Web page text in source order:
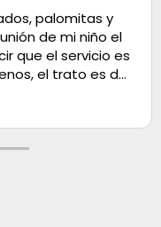
palomitas y
de mi niño el
que el servicio es
el trato es de